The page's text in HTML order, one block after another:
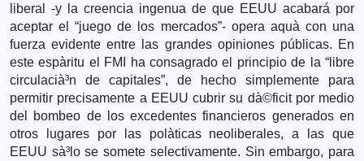
liberal -y la creencia ingenua de que EEUU acabará por
aceptar el “juego de los mercados”- opera aquà­ con una
fuerza evidente entre las grandes opiniones públicas. En
este espà­ritu el FMI ha consagrado el principio de la “libre
circulacià³n de capitales”, de hecho simplemente para
permitir precisamente a EEUU cubrir su dà©ficit por medio
del bombeo de los excedentes financieros generados en
otros lugares por las polà­ticas neoliberales, a las que
EEUU sà³lo se somete selectivamente. Sin embargo, para